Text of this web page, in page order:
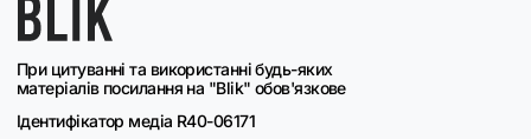
При цитуванні та використанні будь-яких
матеріалів посилання на "Blik" обов'язкове
Ідентифікатор медіа R40-06171